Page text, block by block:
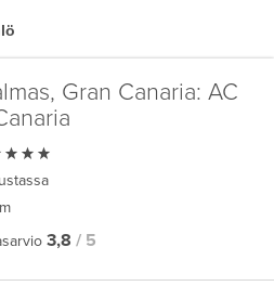
Gran Canaria: AC
3,8 / 5